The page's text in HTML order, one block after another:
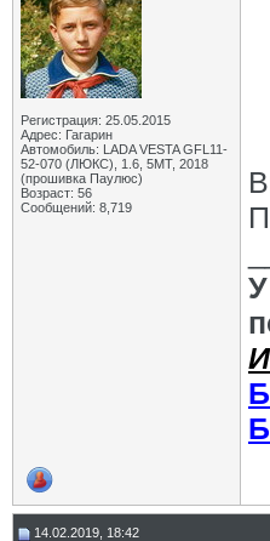
Регистрация: 25.05.2015
Адрес: Гагарин
Автомобиль: LADA VESTA GFL11-
52-070 (ЛЮКС), 1.6, 5МТ, 2018
(прошивка Паулюс)
Возраст: 56
Сообщений: 8,719
14.02.2019, 18:42